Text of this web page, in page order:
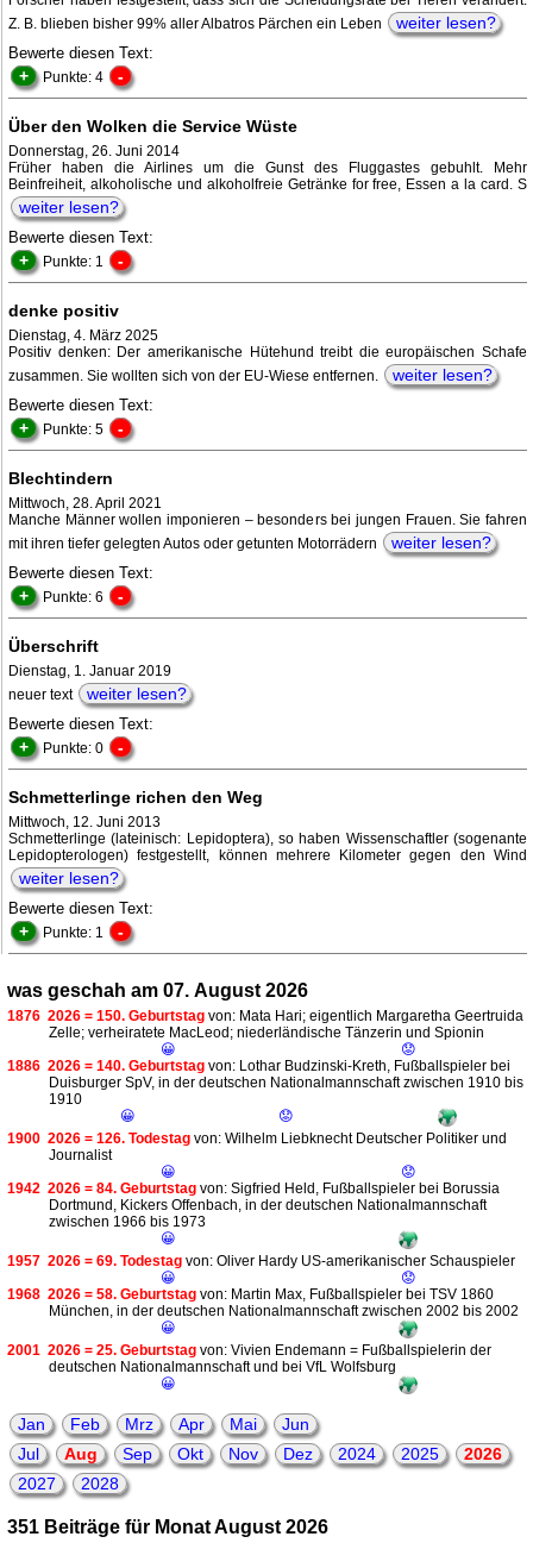
Z. B. blieben bisher 99% aller Albatros Pärchen ein Leben
weiter lesen?
Bewerte diesen Text:
+ Punkte: 4 -
Über den Wolken die Service Wüste
Donnerstag, 26. Juni 2014
Früher haben die Airlines um die Gunst des Fluggastes gebuhlt. Mehr
Beinfreiheit, alkoholische und alkoholfreie Getränke for free, Essen a la card. S
weiter lesen?
Bewerte diesen Text:
+ Punkte: 1 -
denke positiv
Dienstag, 4. März 2025
Positiv denken: Der amerikanische Hütehund treibt die europäischen Schafe
zusammen. Sie wollten sich von der EU-Wiese entfernen.
weiter lesen?
Bewerte diesen Text:
+ Punkte: 5 -
Blechtindern
Mittwoch, 28. April 2021
Manche Männer wollen imponieren – besonders bei jungen Frauen. Sie fahren
mit ihren tiefer gelegten Autos oder getunten Motorrädern
weiter lesen?
Bewerte diesen Text:
+ Punkte: 6 -
Überschrift
Dienstag, 1. Januar 2019
neuer text
weiter lesen?
Bewerte diesen Text:
+ Punkte: 0 -
Schmetterlinge richen den Weg
Mittwoch, 12. Juni 2013
Schmetterlinge (lateinisch: Lepidoptera), so haben Wissenschaftler (sogenante
Lepidopterologen) festgestellt, können mehrere Kilometer gegen den Wind
weiter lesen?
Bewerte diesen Text:
+ Punkte: 1 -
was geschah am 07. August 2026
1876 2026 = 150. Geburtstag von: Mata Hari; eigentlich Margaretha Geertruida
Zelle; verheiratete MacLeod; niederländische Tänzerin und Spionin
😀
😟
1886 2026 = 140. Geburtstag von: Lothar Budzinski-Kreth, Fußballspieler bei
Duisburger SpV, in der deutschen Nationalmannschaft zwischen 1910 bis
1910
😀
😟
1900 2026 = 126. Todestag von: Wilhelm Liebknecht Deutscher Politiker und
Journalist
😀
😟
1942 2026 = 84. Geburtstag von: Sigfried Held, Fußballspieler bei Borussia
Dortmund, Kickers Offenbach, in der deutschen Nationalmannschaft
zwischen 1966 bis 1973
😀
1957 2026 = 69. Todestag von: Oliver Hardy US-amerikanischer Schauspieler
😀
😟
1968 2026 = 58. Geburtstag von: Martin Max, Fußballspieler bei TSV 1860
München, in der deutschen Nationalmannschaft zwischen 2002 bis 2002
😀
2001 2026 = 25. Geburtstag von: Vivien Endemann = Fußballspielerin der
deutschen Nationalmannschaft und bei VfL Wolfsburg
😀
Jan Feb Mrz Apr Mai
Jun
Jul
Aug Sep Okt Nov Dez 2024 2025
2026
2027
2028
351 Beiträge für Monat August 2026